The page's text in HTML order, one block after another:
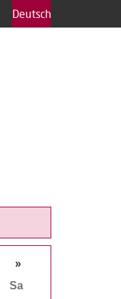
Deutsch
»
Sa